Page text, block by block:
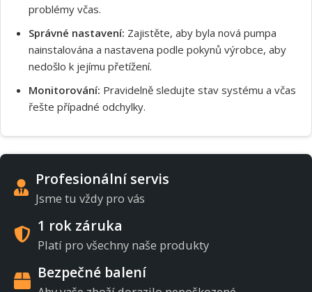
problémy včas.
Správné nastavení: Zajistěte, aby byla nová pumpa
nainstalována a nastavena podle pokynů výrobce, aby
nedošlo k jejímu přetížení.
Monitorování: Pravidelně sledujte stav systému a včas
řešte případné odchylky.
Profesionální servis
Jsme tu vždy pro vás
1 rok záruka
Platí pro všechny naše produkty
Bezpečné balení